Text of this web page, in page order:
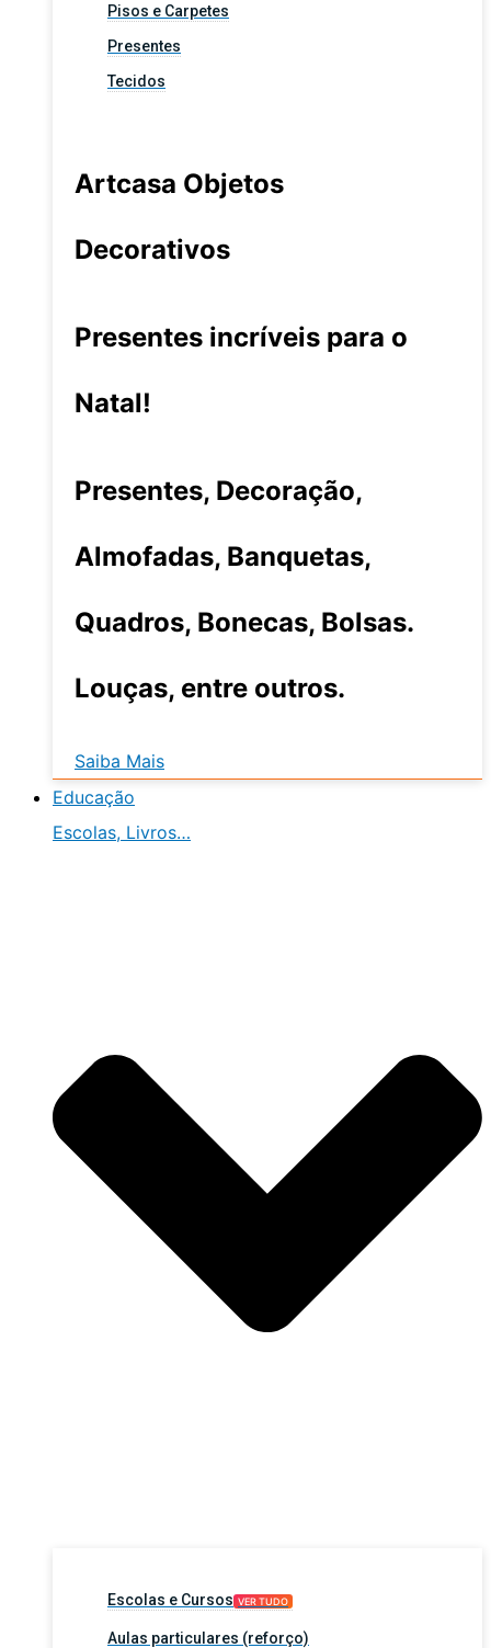
Pisos e Carpetes
Presentes
Tecidos
Artcasa Objetos
Decorativos
Presentes incríveis para o
Natal!
Presentes, Decoração,
Almofadas, Banquetas,
Quadros, Bonecas, Bolsas.
Louças, entre outros.
Saiba Mais
Educação
Escolas, Livros…
Escolas e Cursos VER TUDO
Aulas particulares (reforço)